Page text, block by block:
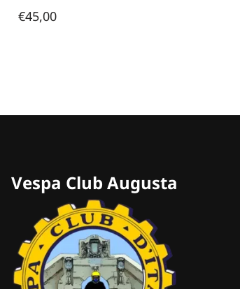
€45,00
Vespa Club Augusta